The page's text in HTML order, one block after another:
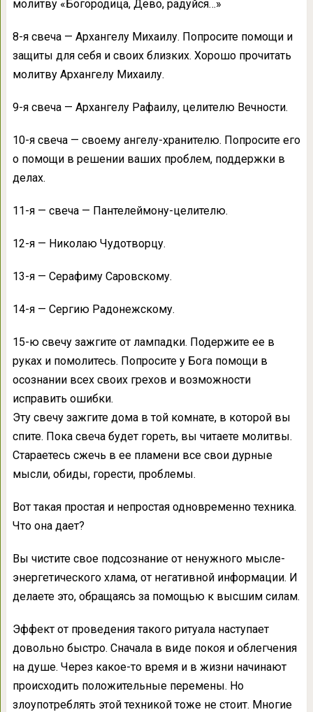
молитву «Богородица, Дево, радуйся…»
8-я свеча — Архангелу Михаилу. Попросите помощи и
защиты для себя и своих близких. Хорошо прочитать
молитву Архангелу Михаилу.
9-я свеча — Архангелу Рафаилу, целителю Вечности.
10-я свеча — своему ангелу-хранителю. Попросите его
о помощи в решении ваших проблем, поддержки в
делах.
11-я — свеча — Пантелеймону-целителю.
12-я — Николаю Чудотворцу.
13-я — Серафиму Саровскому.
14-я — Сергию Радонежскому.
15-ю свечу зажгите от лампадки. Подержите ее в
руках и помолитесь. Попросите у Бога помощи в
осознании всех своих грехов и возможности
исправить ошибки.
Эту свечу зажгите дома в той комнате, в которой вы
спите. Пока свеча будет гореть, вы читаете молитвы.
Стараетесь сжечь в ее пламени все свои дурные
мысли, обиды, горести, проблемы.
Вот такая простая и непростая одновременно техника.
Что она дает?
Вы чистите свое подсознание от ненужного мысле-
энергетического хлама, от негативной информации. И
делаете это, обращаясь за помощью к высшим силам.
Эффект от проведения такого ритуала наступает
довольно быстро. Сначала в виде покоя и облегчения
на душе. Через какое-то время и в жизни начинают
происходить положительные перемены. Но
злоупотреблять этой техникой тоже не стоит. Многие